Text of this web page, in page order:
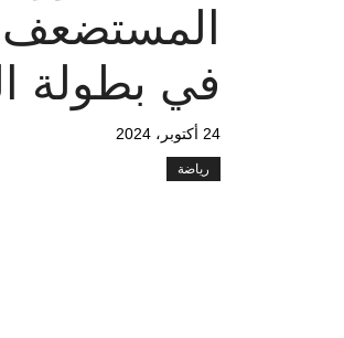
في بطولة
24 أكتوبر، 2024
رياضة